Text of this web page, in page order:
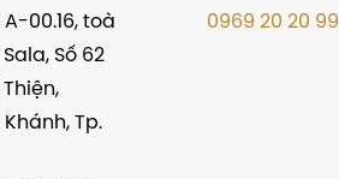
00.16, toà
Số 62
Tp.
0969 20 20 99